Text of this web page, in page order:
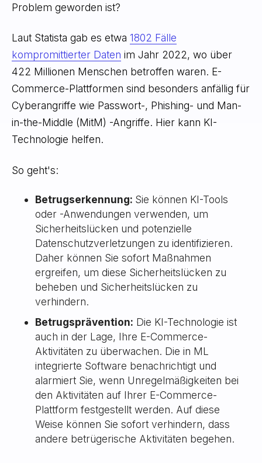
Problem geworden ist?
Laut Statista gab es etwa 1802 Fälle
kompromittierter Daten im Jahr 2022, wo über
422 Millionen Menschen betroffen waren. E-
Commerce-Plattformen sind besonders anfällig für
Cyberangriffe wie Passwort-, Phishing- und Man-
in-the-Middle (MitM) -Angriffe. Hier kann KI-
Technologie helfen.
So geht's:
Betrugserkennung: Sie können KI-Tools
oder -Anwendungen verwenden, um
Sicherheitslücken und potenzielle
Datenschutzverletzungen zu identifizieren.
Daher können Sie sofort Maßnahmen
ergreifen, um diese Sicherheitslücken zu
beheben und Sicherheitslücken zu
verhindern.
Betrugsprävention: Die KI-Technologie ist
auch in der Lage, Ihre E-Commerce-
Aktivitäten zu überwachen. Die in ML
integrierte Software benachrichtigt und
alarmiert Sie, wenn Unregelmäßigkeiten bei
den Aktivitäten auf Ihrer E-Commerce-
Plattform festgestellt werden. Auf diese
Weise können Sie sofort verhindern, dass
andere betrügerische Aktivitäten begehen.